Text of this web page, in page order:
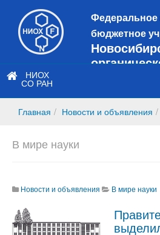
Федеральное
бюджетное
Н.Н.
сайт
НИОХ
СО РАН
Главная Новости и объявления
В мире науки
Новости и объявления В мире науки